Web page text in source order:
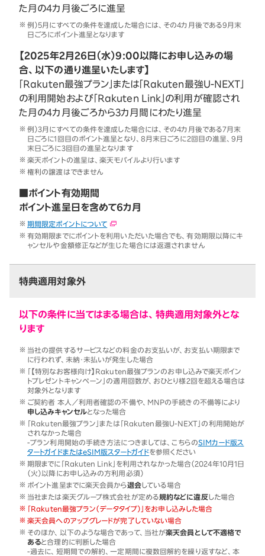
た月の4カ月後ごろに進呈
例）5月にすべての条件を達成した場合には、その4カ月後である9月末
日ごろにポイント進呈となります
【2025年2月26日（水）9:00以降にお申し込みの場
合、以下の通り進呈いたします】
「Rakuten最強プラン」または「Rakuten最強U-NEXT」
の利用開始および「Rakuten Link」の利用が確認され
た月の4カ月後ごろから3カ月間にわたり進呈
例）3月にすべての条件を達成した場合には、その4カ月後である7月末
日ごろに1回目のポイント進呈となり、8月末日ごろに2回目の進呈、9月
末日ごろに3回目の進呈となります
楽天ポイントの進呈は、楽天モバイルより行います
権利の譲渡はできません
■ポイント有効期間
ポイント進呈日を含めて6カ月
期間限定ポイントについて
有効期限までにポイントを利用いただいた場合でも、有効期限以降にキ
ャンセルや金額修正などが生じた場合には返還されません
特典適用対象外
以下の条件に当てはまる場合は、特典適用対象外とな
ります
当社の提供するサービスなどの料金のお支払いが、お支払い期限まで
に行われず、未納・未払いが発生した場合
「【特別なお客様向け】Rakuten最強プランのお申し込みで楽天ポイン
トプレゼントキャンペーン」の適用回数が、おひとり様2回を超える場合は
対象外となります
ご契約者 本人／利用者確認の不備や、MNPの手続きの不備等により
申し込みキャンセルとなった場合
「Rakuten最強プラン」または「Rakuten最強U-NEXT」の利用開始が
されなかった場合
-プラン利用開始の手続き方法につきましては、こちらのSIMカード版ス
タートガイドまたはeSIM版スタートガイドを参照ください
期限までに「Rakuten Link」を利用されなかった場合（2024年10月1日
（火）以降にお申し込みの方利用必須）
ポイント進呈までに楽天会員から退会している場合
当社または楽天グループ株式会社が定める規約などに違反した場合
「Rakuten最強プラン（データタイプ）」をお申し込みした場合
楽天会員へのアップグレードが完了していない場合
そのほか、以下のような場合であって、当社が楽天会員として不適格で
あると合理的に判断した場合
-過去に、短期間での解約、一定期間に複数回解約を繰り返すなど、本